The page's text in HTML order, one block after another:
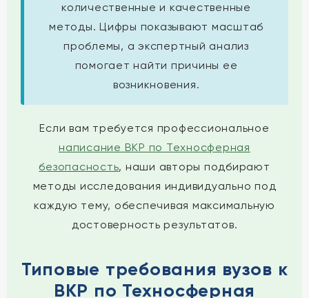
количественные и качественные
методы. Цифры показывают масштаб
проблемы, а экспертный анализ
помогает найти причины ее
возникновения.
Если вам требуется профессиональное
написание ВКР по Техносферная
безопасность, наши авторы подбирают
методы исследования индивидуально под
каждую тему, обеспечивая максимальную
достоверность результатов.
Типовые требования вузов к
ВКР по Техносферная